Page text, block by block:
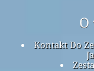
O
Kontakt Do